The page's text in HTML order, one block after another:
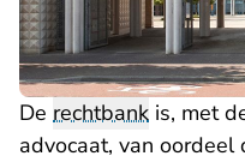
De rechtbank is, met
advocaat, van